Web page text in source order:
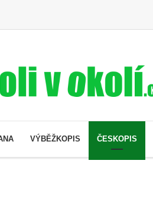
VÝBĚŽKOPIS ČESKOPIS